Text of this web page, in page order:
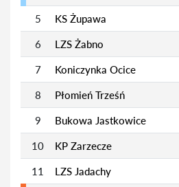
5 KS Żupawa
6 LZS Żabno
7 Koniczynka Ocice
8 Płomień Trześń
9 Bukowa Jastkowice
10 KP Zarzecze
11 LZS Jadachy